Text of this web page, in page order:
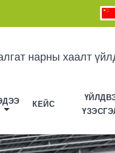
нарны хаалт
КЕЙС